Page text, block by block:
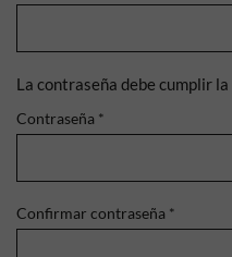
La contraseña debe cumplir la
Contraseña *
Confirmar contraseña *